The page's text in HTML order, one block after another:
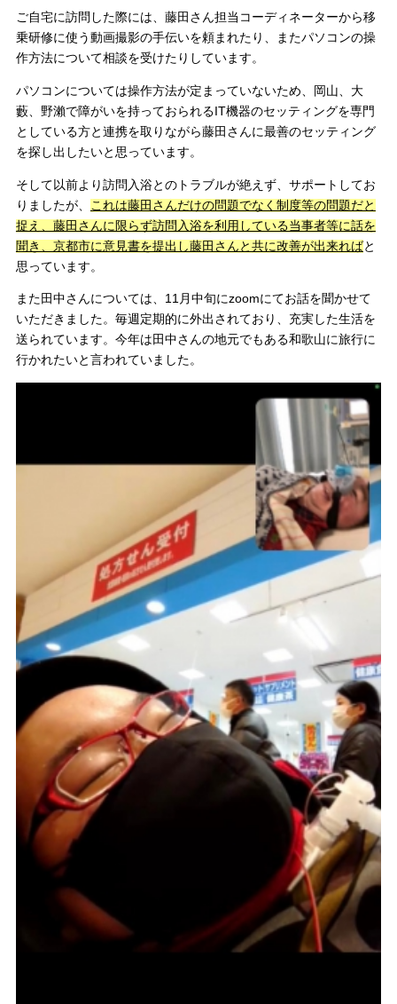
ご自宅に訪問した際には、藤田さん担当コーディネーターから移
乗研修に使う動画撮影の手伝いを頼まれたり、またパソコンの操
作方法について相談を受けたりしています。
パソコンについては操作方法が定まっていないため、岡山、大
藪、野瀨で障がいを持っておられるIT機器のセッティングを専門
としている方と連携を取りながら藤田さんに最善のセッティング
を探し出したいと思っています。
そして以前より訪問入浴とのトラブルが絶えず、サポートしてお
りましたが、
これは藤田さんだけの問題でなく制度等の問題だと
捉え、藤田さんに限らず訪問入浴を利用している当事者等に話を
聞き、京都市に意見書を提出し藤田さんと共に改善が出来ればと
思っています。
また田中さんについては、11月中旬にzoomにてお話を聞かせて
いただきました。毎週定期的に外出されており、充実した生活を
送られています。今年は田中さんの地元でもある和歌山に旅行に
行かれたいと言われていました。